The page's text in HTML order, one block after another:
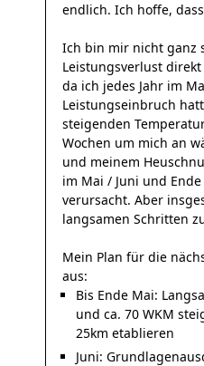
endlich. Ich hoffe,
Ich bin mir nicht ganz
Leistungsverlust
da ich jedes Jahr im
Leistungseinbruch
steigenden
Wochen um mich an
und meinem
im Mai / Juni und
verursacht. Aber
langsamen Schritten
Mein Plan für die
aus:
Bis Ende Mai:
und ca. 70 WKM
25km etablieren
Juni: